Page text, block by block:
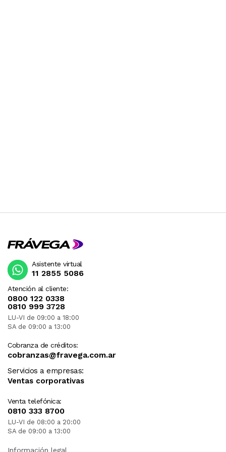
Atención al cliente:
0800 122 0338
0810 999 3728
LU-VI de 09:00 a 18:00
SA de 09:00 a 13:00
Cobranza de créditos:
cobranzas@fravega.com.ar
Servicios a empresas:
Ventas corporativas
Venta telefónica:
0810 333 8700
LU-VI de 08:00 a 20:00
SA de 09:00 a 13:00
Asistente virtual
11 2855 5086
Información legal